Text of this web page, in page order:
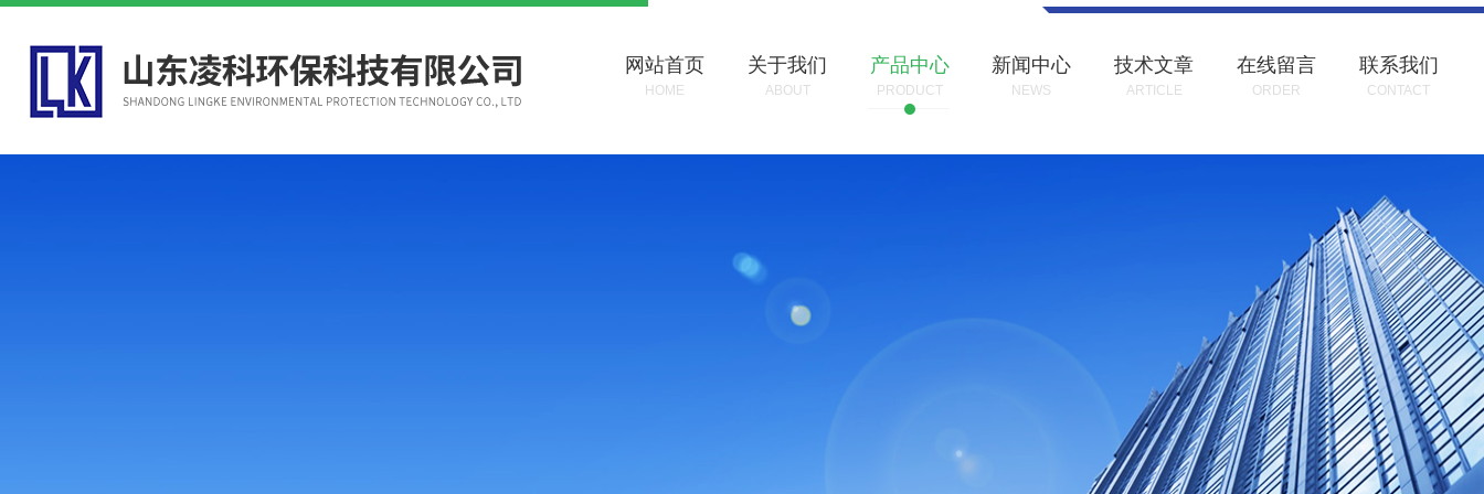
网站首页
HOME
关于我们
ABOUT
产品中心
PRODUCT
新闻中心
NEWS
技术文章
ARTICLE
在线留言
ORDER
联系我们
CONTACT